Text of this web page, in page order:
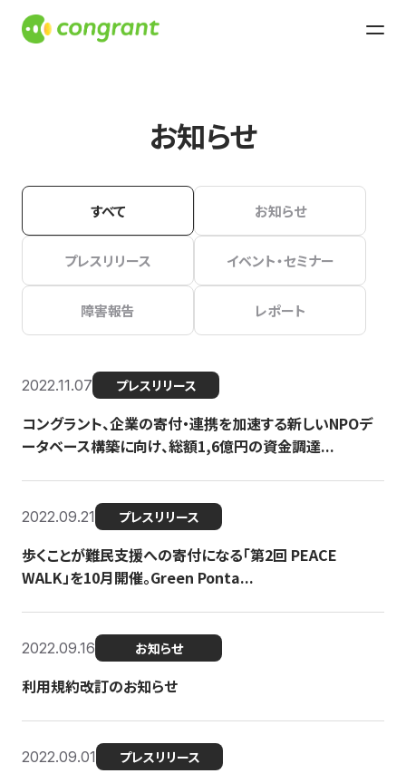
お知らせ
すべて お知らせ
プレスリリース イベント・セミナー
障害報告 レポート
2022.11.07 プレスリリース
コングラント、企業の寄付・連携を加速する新しいNPOデ
ータベース構築に向け、総額1,6億円の資金調達...
2022.09.21 プレスリリース
歩くことが難民支援への寄付になる「第2回 PEACE
WALK」を10月開催。Green Ponta...
2022.09.16 お知らせ
利用規約改訂のお知らせ
2022.09.01 プレスリリース